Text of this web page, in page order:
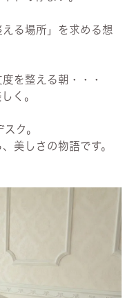
る場所」を求める想
を整える朝・・・
く。
ク。
美しさの物語です。